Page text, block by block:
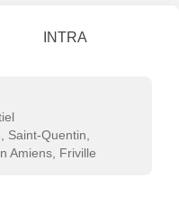
INTRA
Saint-Quentin,
Amiens, Friville